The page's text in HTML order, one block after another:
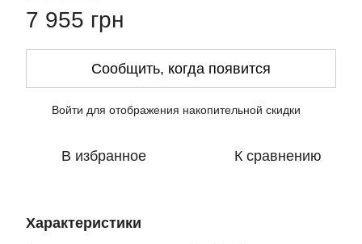
7 955 грн
Сообщить, когда появится
Войти для отображения накопительной скидки
В избранное К сравнению
Характеристики